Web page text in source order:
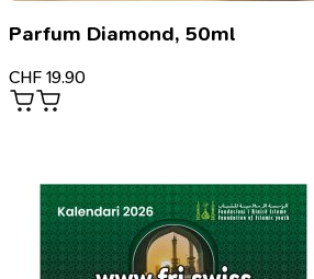
Parfum Diamond, 50ml
CHF 19.90